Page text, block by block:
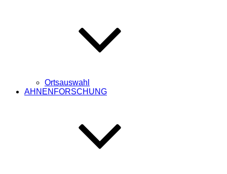
Ortsauswahl
AHNENFORSCHUNG